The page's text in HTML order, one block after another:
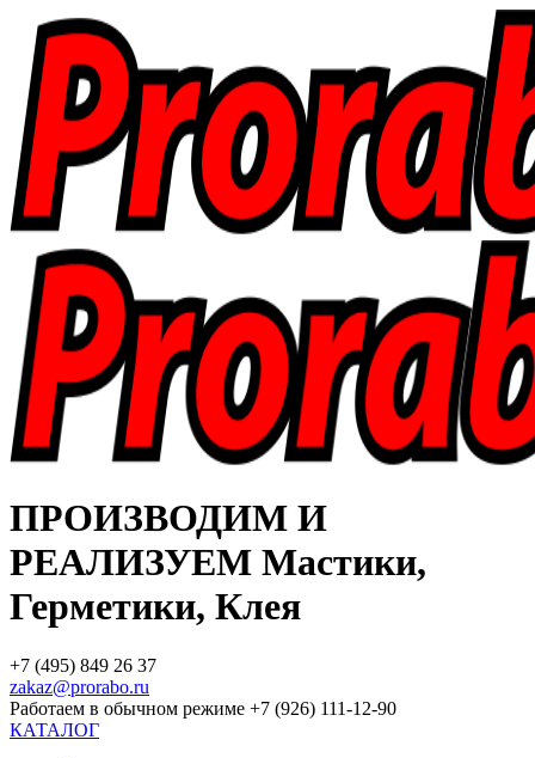
ПРОИЗВОДИМ И
РЕАЛИЗУЕМ Мастики,
Герметики, Клея
+7 (495) 849 26 37
zakaz@prorabo.ru
Работаем в обычном режиме +7 (926) 111-12-90
КАТАЛОГ